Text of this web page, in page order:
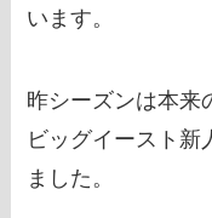
います。
昨シーズンは本来
ビッグイースト新
ました。